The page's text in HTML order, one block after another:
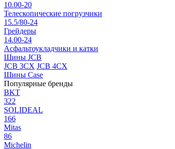
10.00-20
Телескопические погрузчики
15.5/80-24
Грейдеры
14.00-24
Асфальтоукладчики и катки
Шины JCB
JCB 3CX JCB 4CX
Шины Case
Популярные бренды
BKT
322
SOLIDEAL
166
Mitas
86
Michelin